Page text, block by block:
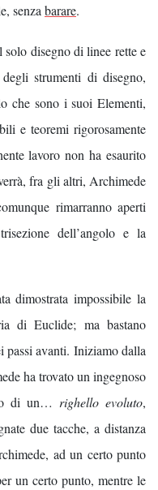
senza barare.
solo disegno di linee rette e
degli strumenti di disegno,
che sono i suoi Elementi,
e teoremi rigorosamente
lavoro non ha esaurito
fra gli altri, Archimede
rimarranno aperti
dell’angolo e la
dimostrata impossibile la
di Euclide; ma bastano
avanti. Iniziamo dalla
ha trovato un ingegnoso
di un… righello evoluto,
due tacche, a distanza
ad un certo punto
un certo punto, mentre le